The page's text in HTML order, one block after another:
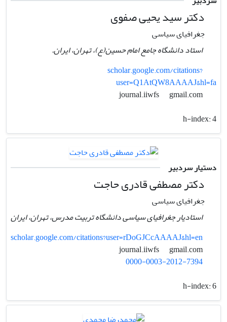
دکتر سید یحیی صفوی
جغرافیای سیاسی
استاد دانشگاه جامع امام حسین(ع)، تهران، ایران.
scholar.google.com/citations?
user=Q1AtQW8AAAAJ&hl=fa
gmail.com
h-index:4
دستیار سردبیر
دکتر مصطفی قادری حاجت
جغرافیای سیاسی
استادیار جغرافیای سیاسی دانشگاه تربیت مدرس، تهران، ایران
scholar.google.com/citations?user=rDoGJCcAAAAJ&hl=en
gmail.com
0000-0003-2012-7394
h-index:6